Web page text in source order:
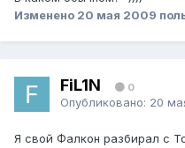
Изменено 20 мая 2009
FiL1N 0
Опубликовано: 20
Я свой Фалкон разбирал с